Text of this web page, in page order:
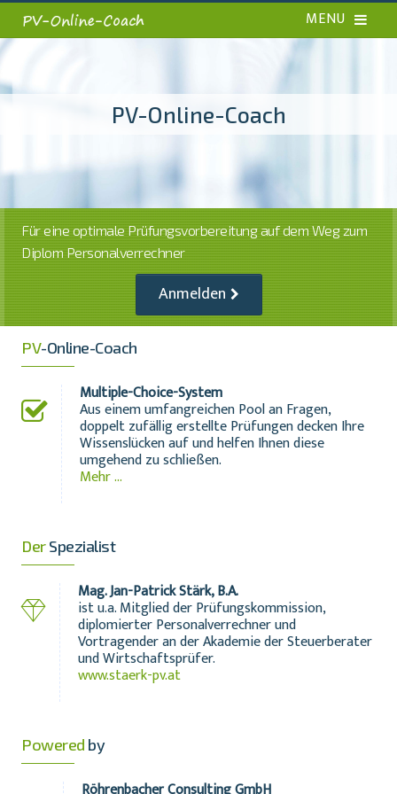
PV-Online-Coach
Für eine optimale Prüfungsvorbereitung auf dem Weg zum
Diplom Personalverrechner
Anmelden
PV-Online-Coach
Multiple-Choice-System
Aus einem umfangreichen Pool an Fragen,
doppelt zufällig erstellte Prüfungen decken Ihre
Wissenslücken auf und helfen Ihnen diese
umgehend zu schließen.
Mehr ...
DerSpezialist
Mag. Jan-Patrick Stärk, B.A.
ist u.a. Mitglied der Prüfungskommission,
diplomierter Personalverrechner und
Vortragender an der Akademie der Steuerberater
und Wirtschaftsprüfer.
www.staerk-pv.at
Powered by